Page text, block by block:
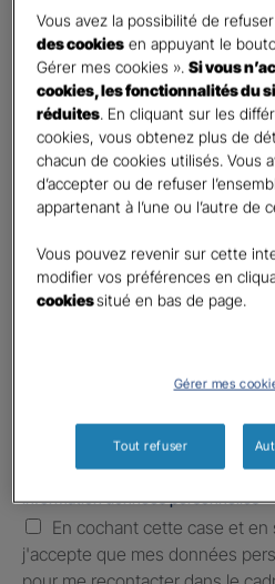
Civilité
Madame
Monsieur
Contact*
First
Téléphone*
United
States
+1
E-mail*
Information données personnelles*
En cochant cette case et
j'accepte que mes données
Vous avez la possibilité de
des cookies en appuyant le
Gérer mes cookies ».Si vous
cookies, les fonctionnalités du
réduites. En cliquant sur les
cookies, vous obtenez plus de
chacun de cookies utilisés. Vous
d’accepter ou de refuser
appartenant à l’une ou l’autre de
Vous pouvez revenir sur cette
modifier vos préférences en
cookiessitué en bas de page.
Gérer mes
Tout refuser